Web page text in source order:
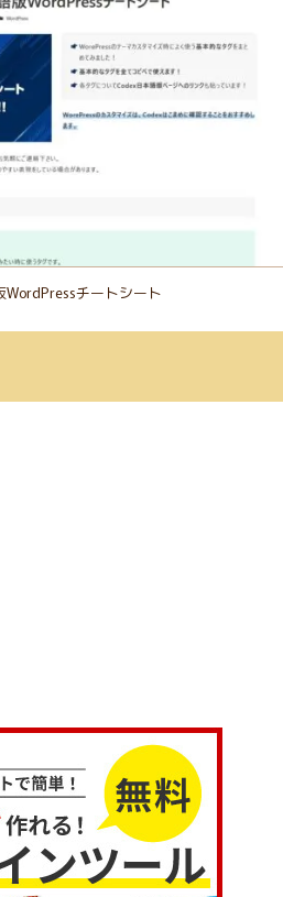
WordPressチートシート